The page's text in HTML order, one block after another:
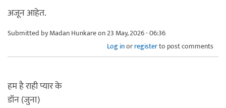
अजून आहेत.
Submitted byMadan Hunkareon 23 May, 2026 - 06:36
Log inorregisterto post comments
हम है राही प्यार के
डॉन (जुना)